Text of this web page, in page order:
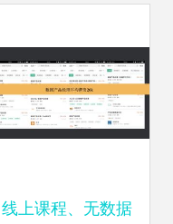
线上课程、无数据